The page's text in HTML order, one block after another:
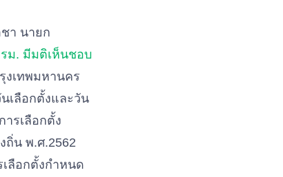
า นายก
ม. มีมติเห็นชอบ
งเทพมหานคร
เลือกตั้งและวัน
รเลือกตั้ง
ถิ่น พ.ศ.2562
ลือกตั้งกำหนด